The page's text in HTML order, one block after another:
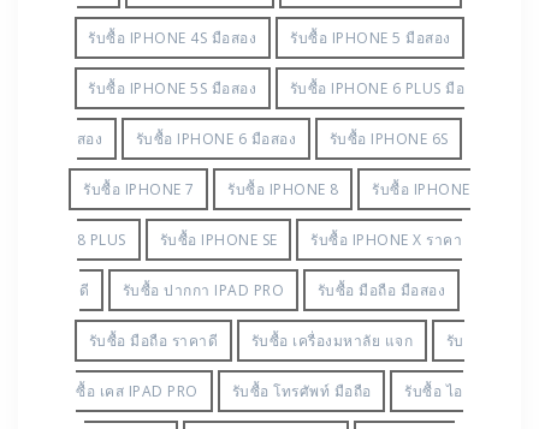
รับซื้อ IPHONE 4S มือสอง รับซื้อ IPHONE 5 มือสอง
รับซื้อ IPHONE 5S มือสอง รับซื้อ IPHONE 6 PLUS มือ
สอง รับซื้อ IPHONE 6 มือสอง รับซื้อ IPHONE 6S
รับซื้อ IPHONE 7 รับซื้อ IPHONE 8 รับซื้อ IPHONE
8 PLUS รับซื้อ IPHONE SE รับซื้อ IPHONE X ราคา
ดี รับซื้อ ปากกา IPAD PRO รับซื้อ มือถือ มือสอง
รับซื้อ มือถือ ราคาดี รับซื้อ เครื่องมหาลัย แจก รับ
ซื้อ เคส IPAD PRO รับซื้อ โทรศัพท์ มือถือ รับซื้อ ไอ